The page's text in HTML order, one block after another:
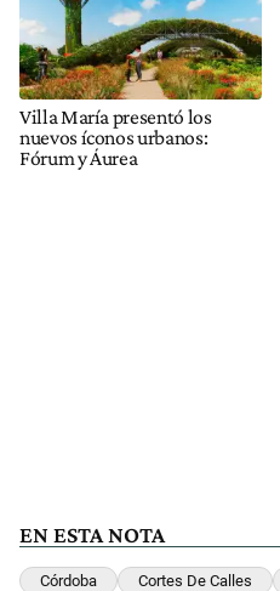
Villa María presentó los
nuevos íconos urbanos:
Fórum y Áurea
EN ESTA NOTA
Córdoba Cortes De Calles